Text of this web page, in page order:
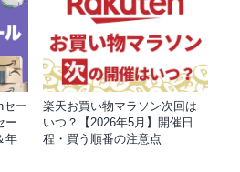
セー
ー
年
楽天お買い物マラソン次回は
いつ？【2026年5月】開催日
程・買う順番の注意点